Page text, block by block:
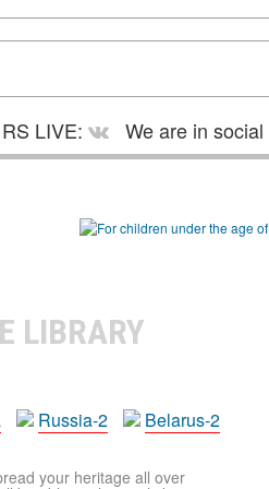
RS LIVE:
We are in
LIBRARY
Russia-2 Belarus-2
your heritage all over